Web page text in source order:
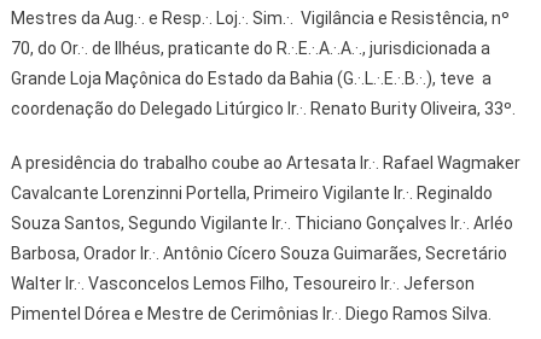
Mestres da Aug.·. e Resp.·. Loj.·. Sim.·. Vigilância e Resistência, nº
70, do Or.·. de Ilhéus, praticante do R.·.E.·.A.·.A.·., jurisdicionada a
Grande Loja Maçônica do Estado da Bahia (G.·.L.·.E.·.B.·.), teve a
coordenação do Delegado Litúrgico Ir.·. Renato Burity Oliveira, 33º.
A presidência do trabalho coube ao Artesata Ir.·. Rafael Wagmaker
Cavalcante Lorenzinni Portella, Primeiro Vigilante Ir.·. Reginaldo
Souza Santos, Segundo Vigilante Ir.·. Thiciano Gonçalves Ir.·. Arléo
Barbosa, Orador Ir.·. Antônio Cícero Souza Guimarães, Secretário
Walter Ir.·. Vasconcelos Lemos Filho, Tesoureiro Ir.·. Jeferson
Pimentel Dórea e Mestre de Cerimônias Ir.·. Diego Ramos Silva.